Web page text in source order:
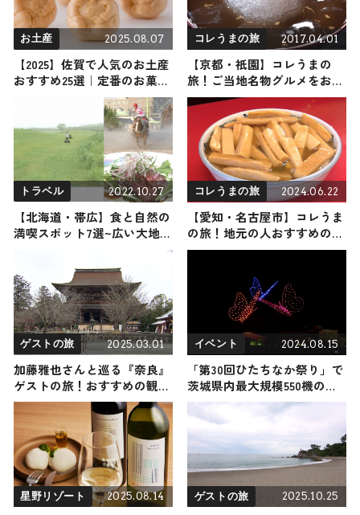
お土産 2025.08.07
【2025】佐賀で人気のお土産
おすすめ25選｜定番のお菓子
からおしゃれなお土産・ばら
まき用まで幅広く紹介
コレうまの旅 2017.04.01
【京都・祇園】コレうまの
旅！ご当地名物グルメをお届
け
トラベル 2022.10.27
【北海道・帯広】食と自然の
満喫スポット7選~広い大地を
コレうまの旅 2024.06.22
【愛知・名古屋市】コレうま
の旅！地元の人おすすめのご
当地名物グルメ3選 2024年6
ゲストの旅 2025.03.01
加藤雅也さんと巡る『奈良』
ゲストの旅！おすすめの観
光・グルメをご紹介 2025年3
月1日放送
イベント 2024.08.15
「第30回ひたちなか祭り」で
茨城県内最大規模550機のド
ローンショー 8月17日に開催
星野リゾート 2025.08.14 ゲストの旅 2025.10.25